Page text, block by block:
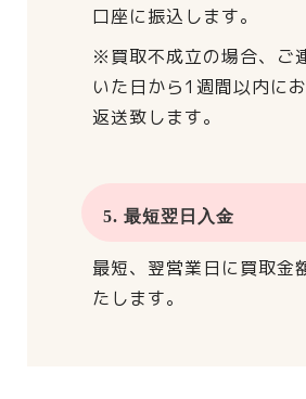
口座に振込します。
※買取不成立の場合、 ご
いた日から1週間以内に
返送致します。
5. 最短翌日入金
最短、翌営業日に買取金
たします。